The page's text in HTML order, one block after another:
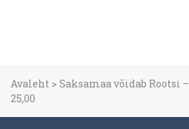
Avaleht > Saksamaa võidab Rootsi
25,00